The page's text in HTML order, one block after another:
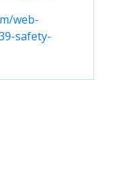
web-
safety-